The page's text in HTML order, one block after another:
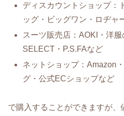
ディスカウントショップ：
ッグ・ビッグワン・ロヂャ
スーツ販売店：AOKI・洋
SELECT・P.S.FAなど
ネットショップ：Amazon
グ・公式ECショップなど
で購入することができますが、